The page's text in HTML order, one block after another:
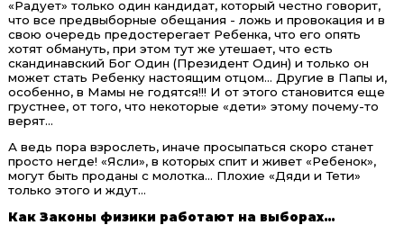
«Радует» только один кандидат, который честно говорит,
что все предвыборные обещания - ложь и провокация и в
свою очередь предостерегает Ребенка, что его опять
хотят обмануть, при этом тут же утешает, что есть
скандинавский Бог Один (Президент Один) и только он
может стать Ребенку настоящим отцом… Другие в Папы и,
особенно, в Мамы не годятся!!! И от этого становится еще
грустнее, от того, что некоторые «дети» этому почему-то
верят…
А ведь пора взрослеть, иначе просыпаться скоро станет
просто негде! «Ясли», в которых спит и живет «Ребенок»,
могут быть проданы с молотка… Плохие «Дяди и Тети»
только этого и ждут…
Как Законы физики работают на выборах…